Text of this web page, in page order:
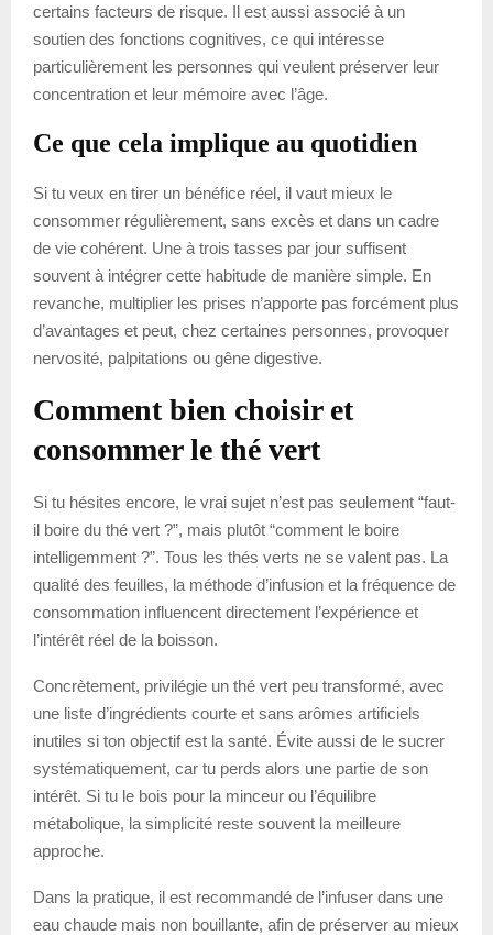
certains facteurs de risque. Il est aussi associé à un
soutien des fonctions cognitives, ce qui intéresse
particulièrement les personnes qui veulent préserver leur
concentration et leur mémoire avec l’âge.
Ce que cela implique au quotidien
Si tu veux en tirer un bénéfice réel, il vaut mieux le
consommer régulièrement, sans excès et dans un cadre
de vie cohérent. Une à trois tasses par jour suffisent
souvent à intégrer cette habitude de manière simple. En
revanche, multiplier les prises n’apporte pas forcément plus
d’avantages et peut, chez certaines personnes, provoquer
nervosité, palpitations ou gêne digestive.
Comment bien choisir et
consommer le thé vert
Si tu hésites encore, le vrai sujet n’est pas seulement “faut-
il boire du thé vert ?”, mais plutôt “comment le boire
intelligemment ?”. Tous les thés verts ne se valent pas. La
qualité des feuilles, la méthode d’infusion et la fréquence de
consommation influencent directement l’expérience et
l’intérêt réel de la boisson.
Concrètement, privilégie un thé vert peu transformé, avec
une liste d’ingrédients courte et sans arômes artificiels
inutiles si ton objectif est la santé. Évite aussi de le sucrer
systématiquement, car tu perds alors une partie de son
intérêt. Si tu le bois pour la minceur ou l’équilibre
métabolique, la simplicité reste souvent la meilleure
approche.
Dans la pratique, il est recommandé de l’infuser dans une
eau chaude mais non bouillante, afin de préserver au mieux